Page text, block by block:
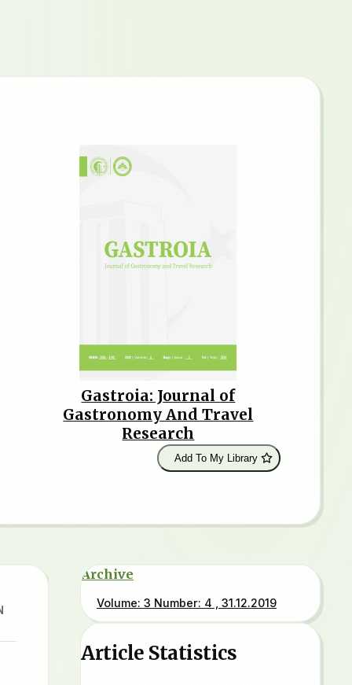
Gastroia: Journal of
Gastronomy And Travel
Research
Add To My Library
Archive
Volume: 3 Number: 4 , 31.12.2019
Article Statistics